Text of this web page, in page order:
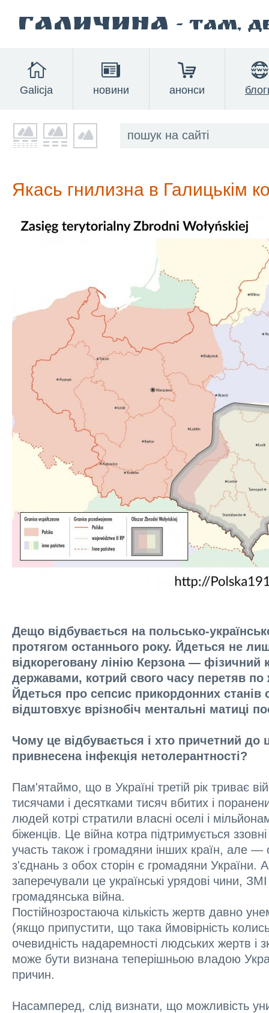
Галичина - там,
Galicja новини анонси
Якась гнилизна в Галицькім
Дещо відбувається на польсько-
протягом останнього року. Йдеться не
відкореговану лінію Керзона —
державами, котрий свого часу перетяв
Йдеться про сепсис прикордонних станів
відштовхує врізнобіч ментальні матиці
Чому це відбувається і хто причетний до
привнесена інфекція нетолерантності?
Пам'ятаймо, що в Україні третій рік триває
тисячами і десятками тисяч вбитих і
людей котрі стратили власні оселі і
біженців. Це війна котра підтримується
участь також і громадяни інших країн, але —
з'єднань з обох сторін є громадяни України.
заперечували це українські урядові чини,
громадянська війна.
Постійнозростаюча кількість жертв давно
(якщо припустити, що така ймовірність
очевидність надаремності людських жертв і
може бути визнана теперішньою владою
причин.
Насамперед, слід визнати, що можливість